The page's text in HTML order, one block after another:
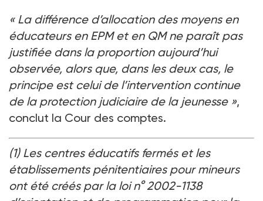
« La différence d’allocation des moyens en
éducateurs en EPM et en QM ne paraît pas
justifiée dans la proportion aujourd’hui
observée, alors que, dans les deux cas, le
principe est celui de l’intervention continue
de la protection judiciaire de la jeunesse »,
conclut la Cour des comptes.
(1) Les centres éducatifs fermés et les
établissements pénitentiaires pour mineurs
ont été créés par la loi n° 2002-1138